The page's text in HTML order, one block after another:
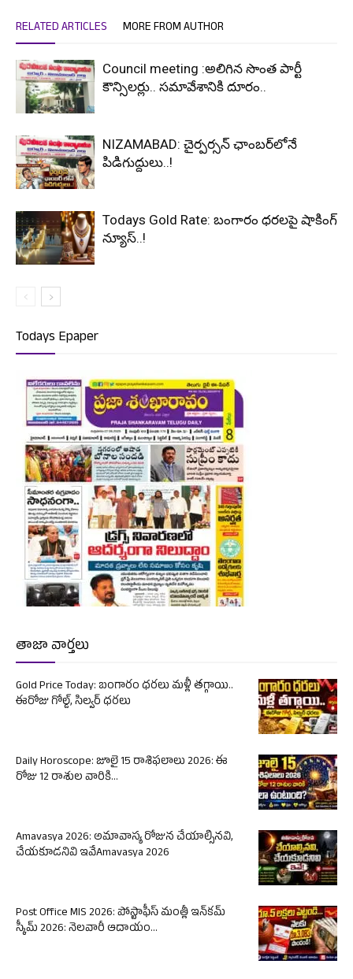
RELATED ARTICLES MORE FROM AUTHOR
Council meeting :అలిగిన సొంత పార్టీ
కౌన్సిలర్లు.. సమావేశానికి దూరం..
NIZAMABAD: చైర్పర్సన్ ఛాంబర్‌లోనే
పిడిగుద్దులు..!
Todays Gold Rate: బంగారం ధరలపై షాకింగ్
న్యూస్..!
Todays Epaper
తాజా వార్తలు
Gold Price Today: బంగారం ధరలు మళ్లీ తగ్గాయి..
ఈరోజు గోల్డ్, సిల్వర్ ధరలు
Daily Horoscope: జూలై 15 రాశిఫలాలు 2026: ఈ
రోజు 12 రాశుల వారికి...
Amavasya 2026: అమావాస్య రోజున చేయాల్సినవి,
చేయకూడనివి ఇవేAmavasya 2026
Post Office MIS 2026: పోస్టాఫీస్ మంత్లీ ఇన్‌కమ్
స్కీమ్ 2026: నెలవారీ ఆదాయం...